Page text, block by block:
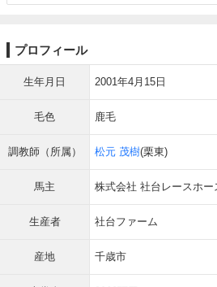
プロフィール
生年月日 2001年4月15日
毛色 鹿毛
調教師（所属） 松元 茂樹(栗東)
馬主 株式会社 社台レースホー
生産者 社台ファーム
産地 千歳市